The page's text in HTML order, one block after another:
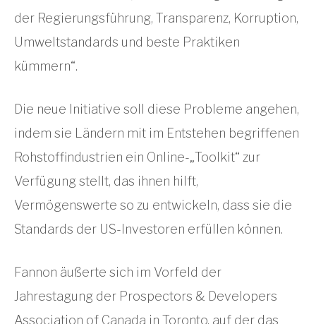
der Regierungsführung, Transparenz, Korruption,
Umweltstandards und beste Praktiken
kümmern“.
Die neue Initiative soll diese Probleme angehen,
indem sie Ländern mit im Entstehen begriffenen
Rohstoffindustrien ein Online-„Toolkit“ zur
Verfügung stellt, das ihnen hilft,
Vermögenswerte so zu entwickeln, dass sie die
Standards der US-Investoren erfüllen können.
Fannon äußerte sich im Vorfeld der
Jahrestagung der Prospectors & Developers
Association of Canada in Toronto, auf der das